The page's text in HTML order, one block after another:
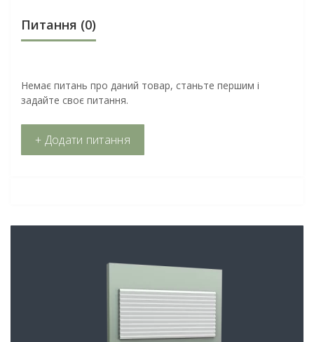
Питання (0)
Немає питань про даний товар, станьте першим і
задайте своє питання.
+ Додати питання